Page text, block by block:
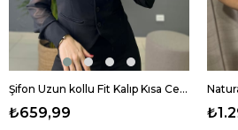
Şifon Uzun kollu Fit Kalıp Kısa Ceket
₺659,99